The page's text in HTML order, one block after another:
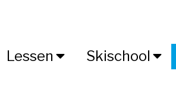
Lessen Skischool